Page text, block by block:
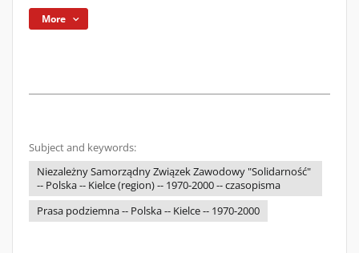
More
Subject and keywords:
Niezależny Samorządny Związek Zawodowy "Solidarność"
-- Polska -- Kielce (region) -- 1970-2000 -- czasopisma
Prasa podziemna -- Polska -- Kielce -- 1970-2000